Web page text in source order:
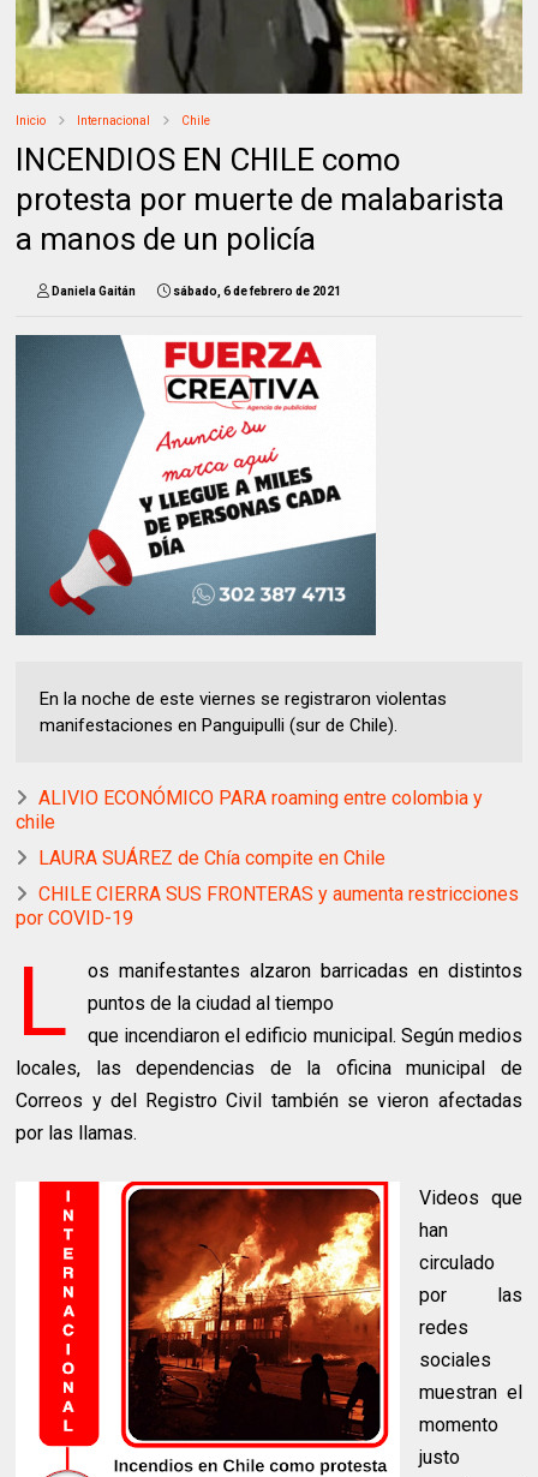
Inicio Internacional Chile
INCENDIOS EN CHILE como
protesta por muerte de malabarista
a manos de un policía
Daniela Gaitán sábado, 6 de febrero de 2021
En la noche de este viernes se registraron violentas
manifestaciones en Panguipulli (sur de Chile).
ALIVIO ECONÓMICO PARA roaming entre colombia y
chile
LAURA SUÁREZ de Chía compite en Chile
CHILE CIERRA SUS FRONTERAS y aumenta restricciones
por COVID-19
L
os manifestantes alzaron barricadas en distintos
puntos de la ciudad al tiempo
que incendiaron el edificio municipal. Según medios
locales, las dependencias de la oficina municipal de
Correos y del Registro Civil también se vieron afectadas
por las llamas.
Videos que
han
circulado
por las
redes
sociales
muestran el
momento
justo